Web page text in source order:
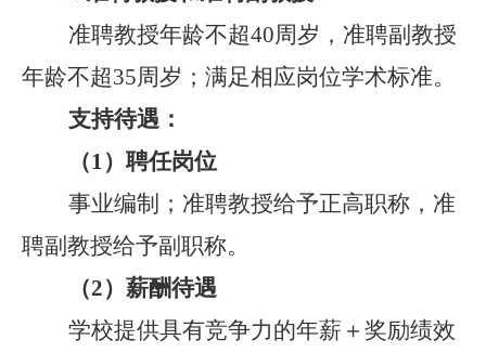
准聘教授年龄不超40周岁，准聘副教授
年龄不超35周岁；满足相应岗位学术标准。
支持待遇：
（1） 聘任岗位
事业编制； 准聘教授给予正高职称 ，准
聘副教授给予副 职称。
（2） 薪酬待遇
学校提供具有竞争力的年薪 ＋奖励绩效